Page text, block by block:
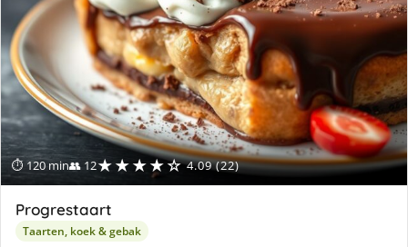
⏱ 120 min👥 12★★★★☆ 4.09 (22)
Progrestaart
Taarten, koek & gebak